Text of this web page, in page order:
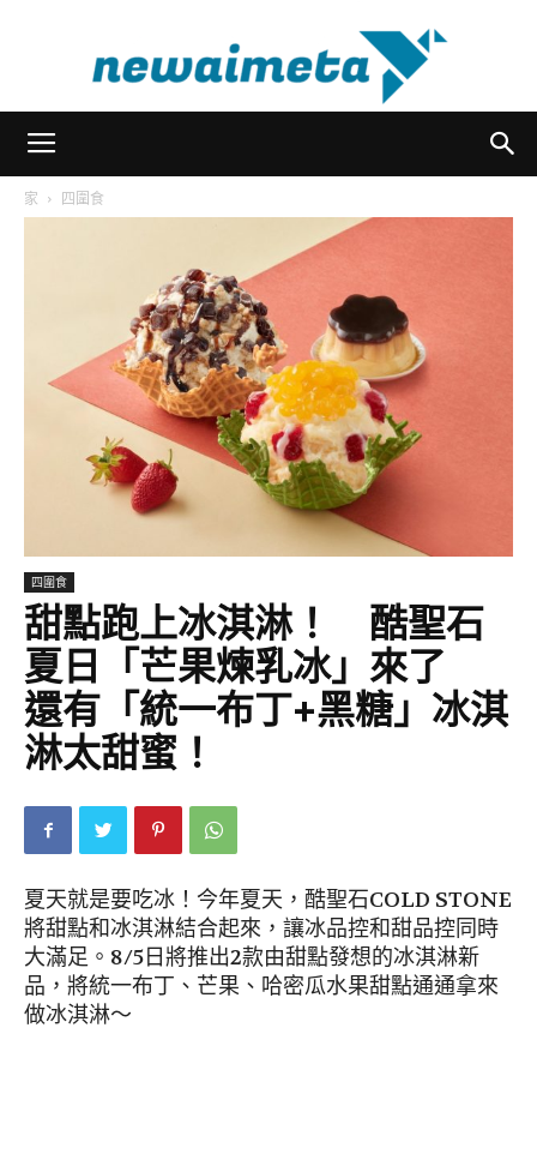
家 四圍食
四圍食
甜點跑上冰淇淋！ 酷聖石
夏日「芒果煉乳冰」來了
還有「統一布丁+黑糖」冰淇
淋太甜蜜！
夏天就是要吃冰！今年夏天，酷聖石COLD STONE
將甜點和冰淇淋結合起來，讓冰品控和甜品控同時
大滿足。8/5日將推出2款由甜點發想的冰淇淋新
品，將統一布丁、芒果、哈密瓜水果甜點通通拿來
做冰淇淋～